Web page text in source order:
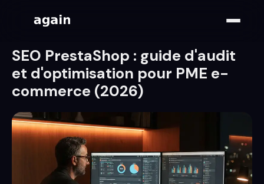
SEO PrestaShop : guide d'audit
et d'optimisation pour PME e-
commerce (2026)